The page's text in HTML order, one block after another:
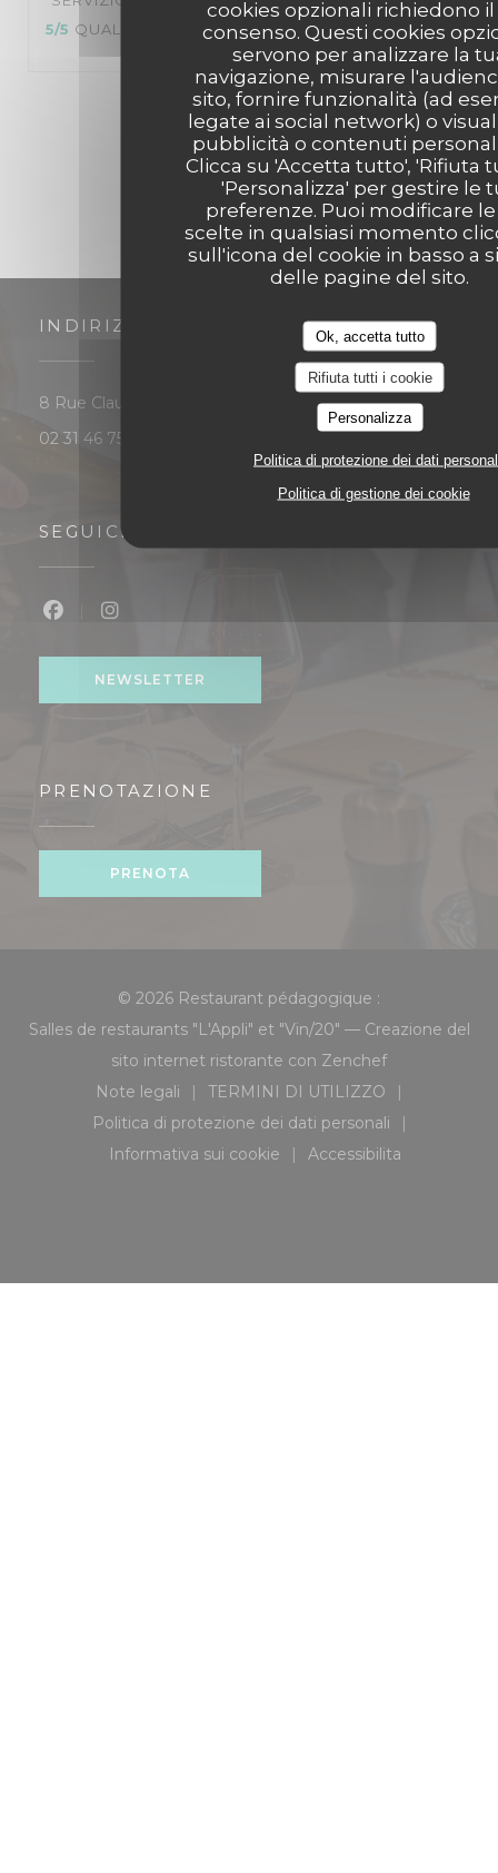
cookies opzionali richiedono
consenso. Questi cookies
servono per analizzare la
navigazione, misurare
sito, fornire funzionalità (ad
legate ai social network) o
pubblicità o contenuti
Clicca su 'Accetta tutto', 'Rifiuta
'Personalizza' per gestire le
preferenze. Puoi modificare
scelte in qualsiasi momento
sull'icona del cookie in basso a
delle pagine del sito.
Ok, accetta tutto
Rifiuta tutti i cookie
Personalizza
Politica di protezione dei dati
Politica di gestione dei cookie
5/5 QUALITÀ / PREZZO: 5/5
1 2 3
INDIRIZZO
8 Rue Claude Bloch 14000 CAEN
((apre una nuova
02 31 46 75 52
SEGUICI
Facebook ((apre una nuova finestra))
Instagram ((apre una nuova finestra))
NEWSLETTER
PRENOTAZIONE
PRENOTA
© 2026 Restaurant pédagogique :
Salles de restaurants "L'Appli" et "Vin/20" — Creazione del
sito internet ristorante con Zenchef((apre una
Note legali
((apre una nuova finestra))
TERMINI DI UTILIZZO
((apre una nuova
Politica di protezione dei dati personali
((apre una nuova finestra))
Informativa sui cookie
((apre una nuova finestra))
Accessibilita